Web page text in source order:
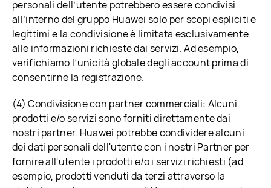
personali dell’utente potrebbero essere condivisi
all’interno del gruppo Huawei solo per scopi espliciti e
legittimi e la condivisione è limitata esclusivamente
alle informazioni richieste dai servizi. Ad esempio,
verifichiamo l’unicità globale degli account prima di
consentirne la registrazione.
(4) Condivisione con partner commerciali: Alcuni
prodotti e/o servizi sono forniti direttamente dai
nostri partner. Huawei potrebbe condividere alcuni
dei dati personali dell'utente con i nostri Partner per
fornire all'utente i prodotti e/o i servizi richiesti (ad
esempio, prodotti venduti da terzi attraverso la